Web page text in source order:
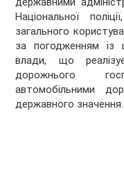
Національної
загального
за погодженням із
влади, що
дорожнього
автомобільними
державного значення.